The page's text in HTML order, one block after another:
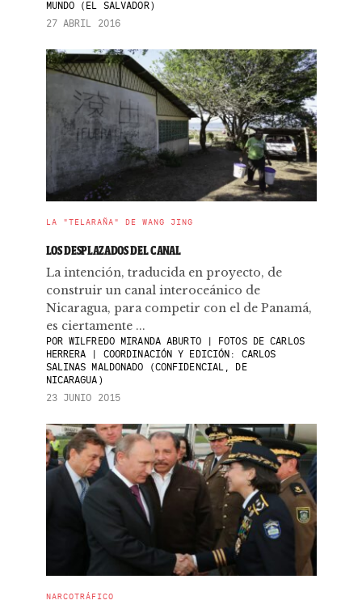
MUNDO (EL SALVADOR)
27 ABRIL 2016
LA "TELARAÑA" DE WANG JING
LOS DESPLAZADOS DEL CANAL
La intención, traducida en proyecto, de
construir un canal interoceánico de
Nicaragua, ​para competir con el de Panamá, ​
es ciertamente ...
PORWILFREDO MIRANDA ABURTO | FOTOS DE CARLOS
HERRERA | COORDINACIÓN Y EDICIÓN: CARLOS
SALINAS MALDONADO (CONFIDENCIAL, DE
NICARAGUA)
23 JUNIO 2015
NARCOTRÁFICO